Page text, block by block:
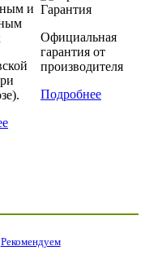
и Гарантия
Официальная
гарантия от
производителя
Подробнее
Рекомендуем